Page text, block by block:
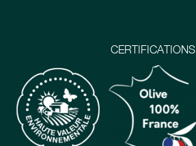
CERTIFICATIONS